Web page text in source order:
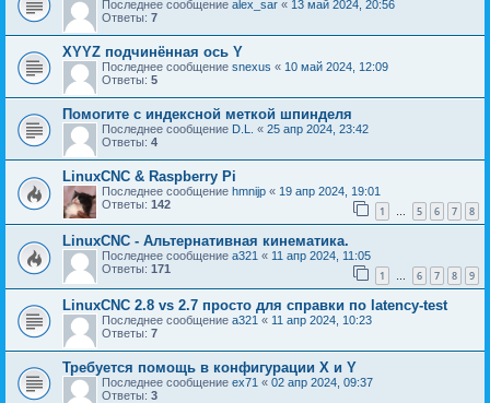
Последнее сообщение alex_sar « 13 май 2024, 20:56
Ответы: 7
XYYZ подчинённая ось Y
Последнее сообщение snexus « 10 май 2024, 12:09
Ответы: 5
Помогите с индексной меткой шпинделя
Последнее сообщение D.L. « 25 апр 2024, 23:42
Ответы: 4
LinuxCNC & Raspberry Pi
Последнее сообщение hmnijp « 19 апр 2024, 19:01
Ответы: 142 1 … 5 6 7 8
LinuxCNC - Альтернативная кинематика.
Последнее сообщение a321 « 11 апр 2024, 11:05
Ответы: 171 1 … 6 7 8 9
LinuxCNC 2.8 vs 2.7 просто для справки по latenсy-test
Последнее сообщение a321 « 11 апр 2024, 10:23
Ответы: 7
Требуется помощь в конфигурации X и Y
Последнее сообщение ex71 « 02 апр 2024, 09:37
Ответы: 3